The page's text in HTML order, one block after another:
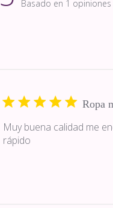
Basado en 1 opiniones
Ropa
Muy buena calidad me
rápido